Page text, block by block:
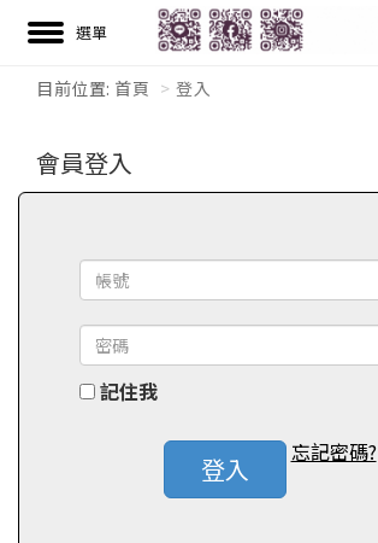
目前位置: 首頁 登入
會員登入
記住我
登入
忘記密碼?